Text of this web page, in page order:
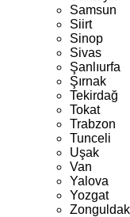
Samsun
Siirt
Sinop
Sivas
Şanlıurfa
Şırnak
Tekirdağ
Tokat
Trabzon
Tunceli
Uşak
Van
Yalova
Yozgat
Zonguldak